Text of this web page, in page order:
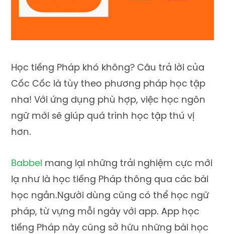
Học tiếng Pháp khó không? Câu trả lời của
Cốc Cốc là tùy theo phương pháp học tập
nha! Với ứng dụng phù hợp, việc học ngôn
ngữ mới sẽ giúp quá trình học tập thú vị
hơn.
Babbel mang lại những trải nghiệm cực mới
lạ như là học tiếng Pháp thông qua các bài
học ngắn.Người dùng cũng có thể học ngữ
pháp, từ vựng mỗi ngày với app. App học
tiếng Pháp này cũng sở hữu những bài học